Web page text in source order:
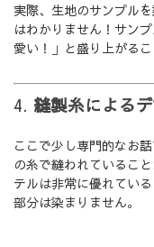
実際、生地のサンプル
はわかりません！サン
愛い！」と盛り上がる
4. 縫製糸による
ここで少し専門的なお
の糸で縫われているこ
テルは非常に優れてい
部分は染まりません。